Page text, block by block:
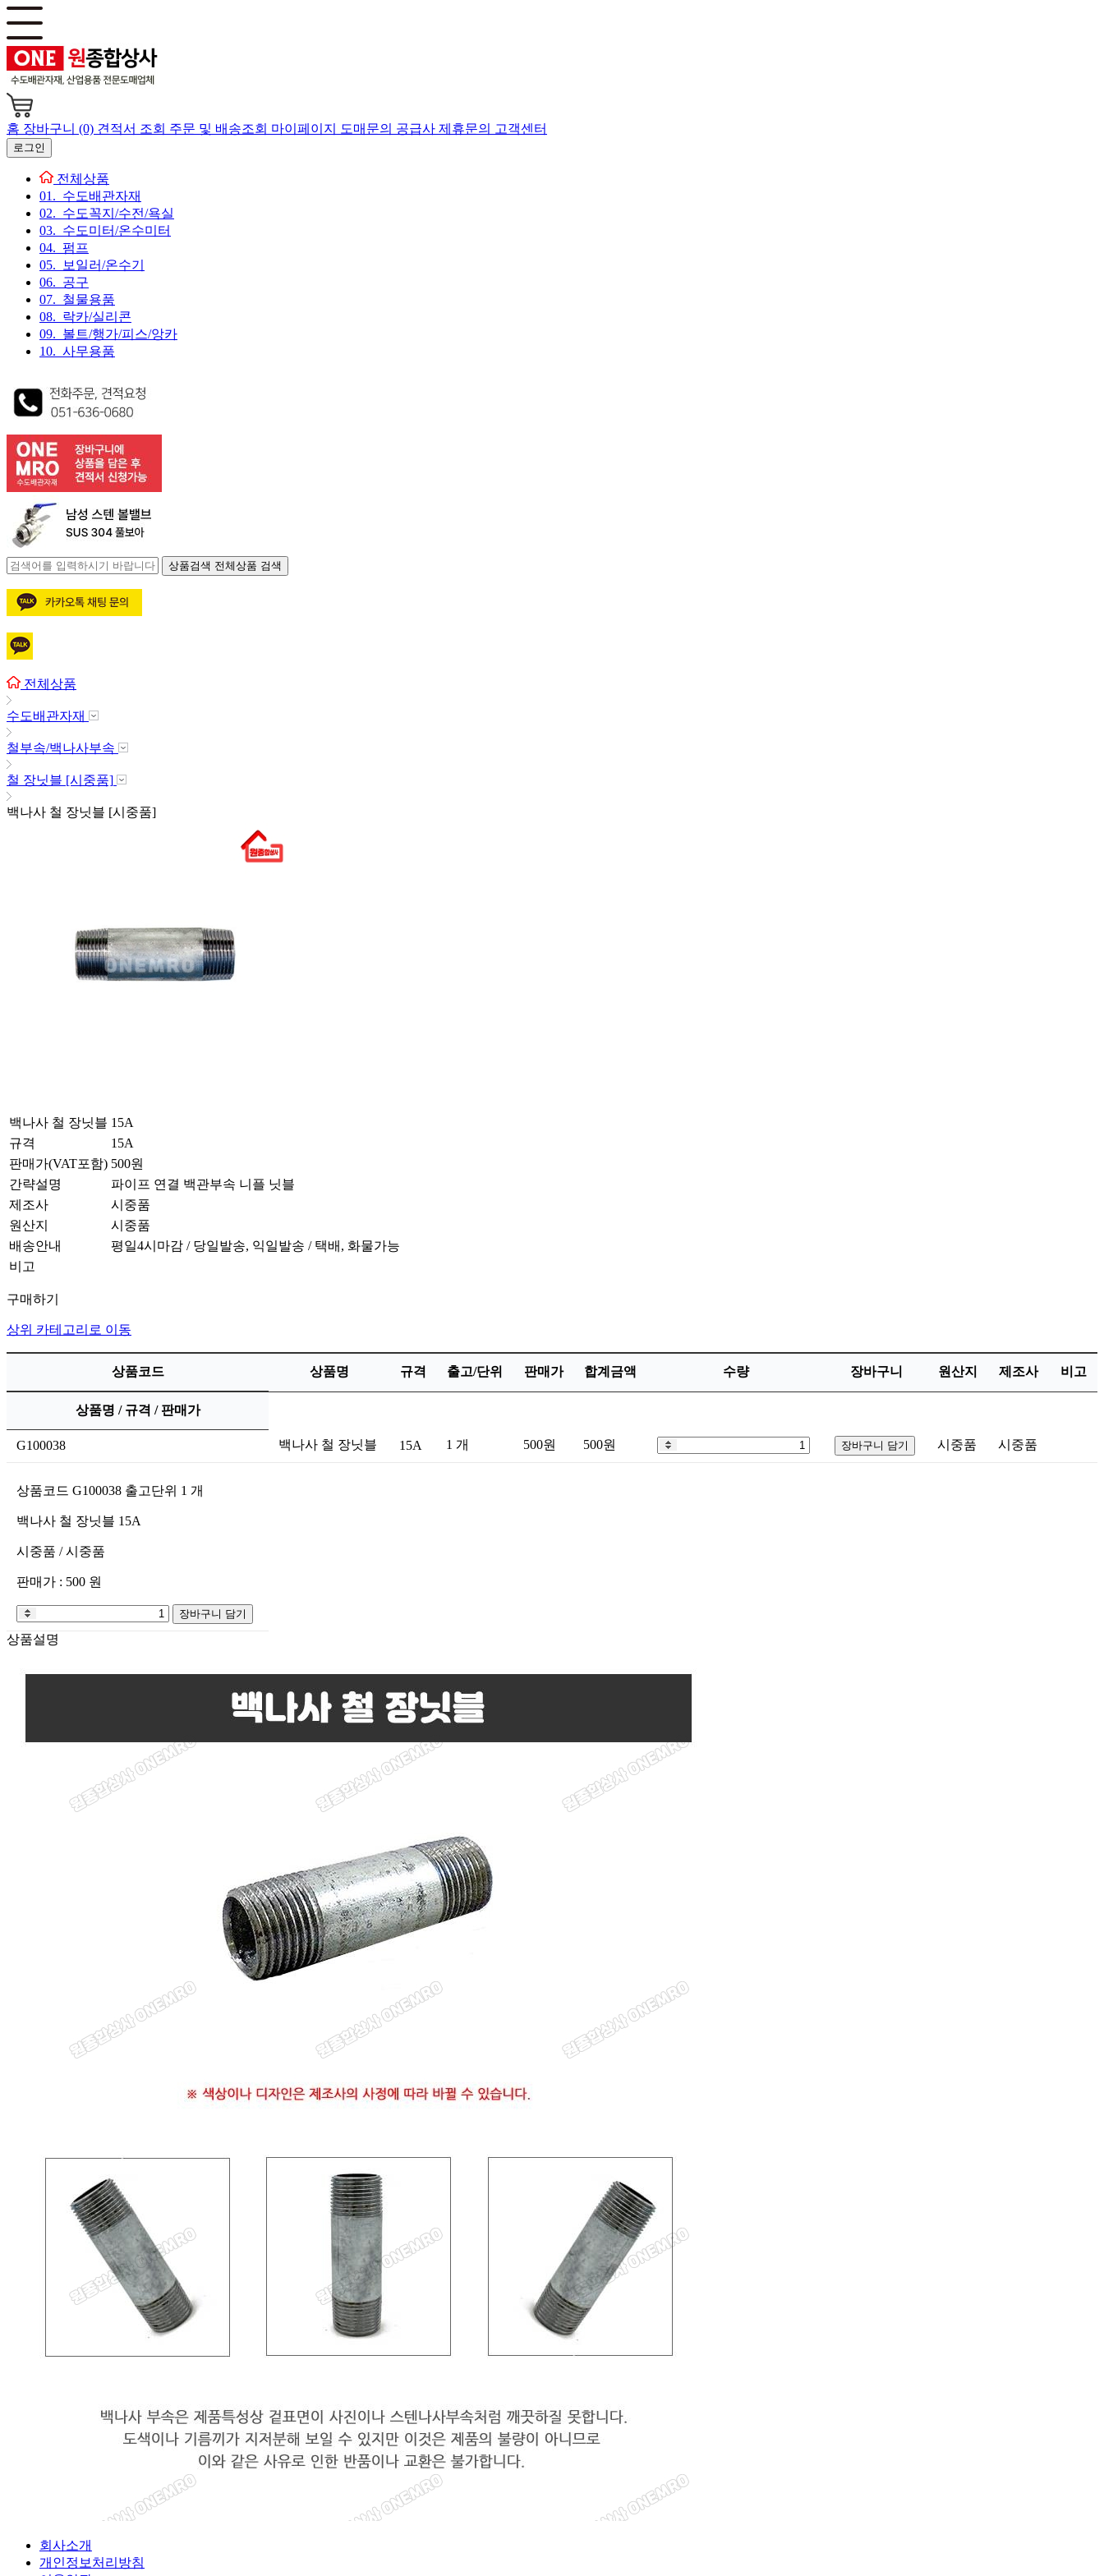
홈 장바구니 (0) 견적서 조회 주문 및 배송조회 마이페이지 도매문의 공급사 제휴문의 고객센터
로그인
전체상품
01. 수도배관자재
02. 수도꼭지/수전/욕실
03. 수도미터/온수미터
04. 펌프
05. 보일러/온수기
06. 공구
07. 철물용품
08. 락카/실리콘
09. 볼트/행가/피스/앙카
10. 사무용품
상품검색 전체상품 검색
전체상품
수도배관자재
철부속/백나사부속
철 장닛블 [시중품]
백나사 철 장닛블 [시중품]
백나사 철 장닛블 15A
규격
15A
판매가(VAT포함) 500원
간략설명
파이프 연결 백관부속 니플 닛블
제조사
시중품
원산지
시중품
배송안내
평일4시마감 / 당일발송, 익일발송 / 택배, 화물가능
비고
구매하기
상위 카테고리로 이동
상품코드 상품명 규격 출고/단위 판매가 합계금액 수량 장바구니 원산지 제조사 비고
상품명 / 규격 / 판매가
G100038 백나사 철 장닛블 15A 1 개 500원 500원 장바구니 담기 시중품 시중품
상품코드 G100038 출고단위 1 개
백나사 철 장닛블 15A
시중품 / 시중품
판매가 : 500 원
장바구니 담기
상품설명
회사소개
개인정보처리방침